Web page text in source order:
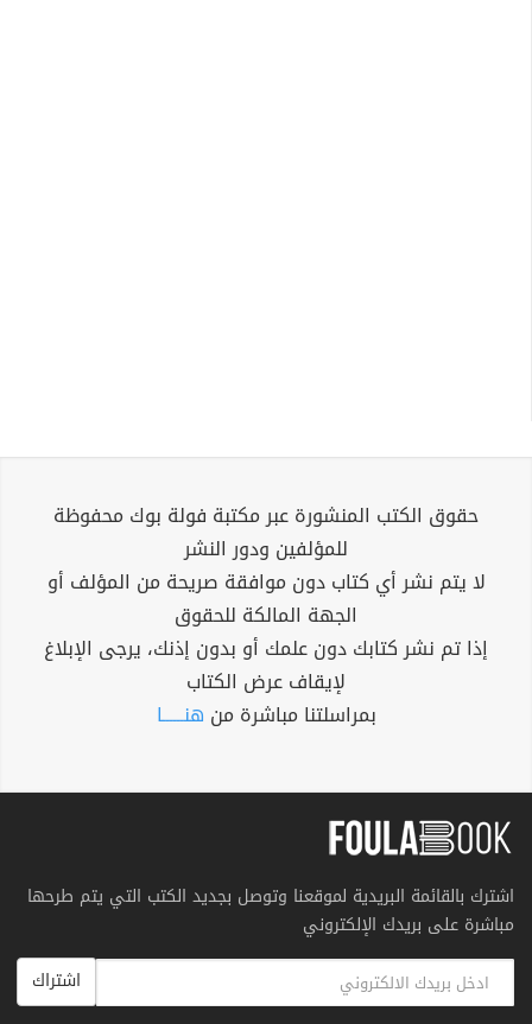
حقوق الكتب المنشورة عبر مكتبة فولة بوك محفوظة
للمؤلفين ودور النشر
لا يتم نشر أي كتاب دون موافقة صريحة من المؤلف أو
الجهة المالكة للحقوق
إذا تم نشر كتابك دون علمك أو بدون إذنك، يرجى الإبلاغ
لإيقاف عرض الكتاب
بمراسلتنا مباشرة من هنــــــا
اشترك بالقائمة البريدية لموقعنا وتوصل بجديد الكتب التي يتم طرحها
مباشرة على بريدك الإلكتروني
اشتراك